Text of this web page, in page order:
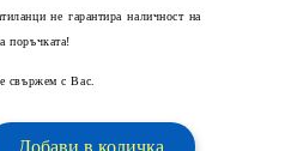
не гарантира наличност на
поръчката!
свържем с Вас.